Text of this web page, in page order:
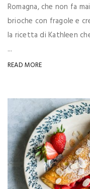
Romagna, che non fa
brioche con fragole e
la ricetta di Kathleen
...
READ MORE